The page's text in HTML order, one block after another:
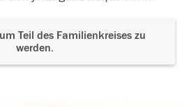
Teil des Familienkreises zu
werden.